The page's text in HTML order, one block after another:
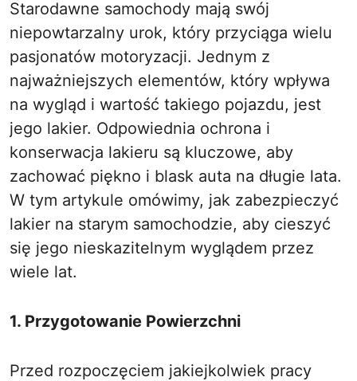
Starodawne samochody mają swój
niepowtarzalny urok, który przyciąga wielu
pasjonatów motoryzacji. Jednym z
najważniejszych elementów, który wpływa
na wygląd i wartość takiego pojazdu, jest
jego lakier. Odpowiednia ochrona i
konserwacja lakieru są kluczowe, aby
zachować piękno i blask auta na długie lata.
W tym artykule omówimy, jak zabezpieczyć
lakier na starym samochodzie, aby cieszyć
się jego nieskazitelnym wyglądem przez
wiele lat.
1. Przygotowanie Powierzchni
Przed rozpoczęciem jakiejkolwiek pracy